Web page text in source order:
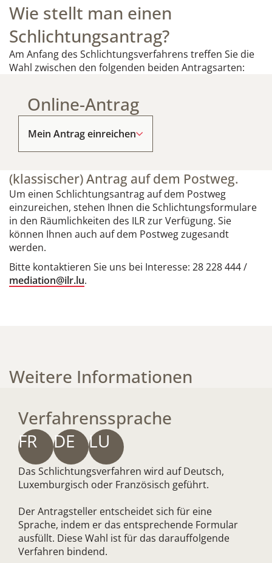
Wie stellt man einen
Schlichtungsantrag?
Am Anfang des Schlichtungsverfahrens treffen Sie die
Wahl zwischen den folgenden beiden Antragsarten:
Online-Antrag
Mein Antrag einreichen
(klassischer) Antrag auf dem Postweg.
Um einen Schlichtungsantrag auf dem Postweg
einzureichen, stehen Ihnen die Schlichtungsformulare
in den Räumlichkeiten des ILR zur Verfügung. Sie
können Ihnen auch auf dem Postweg zugesandt
werden.
Bitte kontaktieren Sie uns bei Interesse: 28 228 444 /
mediation@ilr.lu.
Weitere Informationen​
Verfahrenssprache
FR
DE LU
Das Schlichtungsverfahren wird auf Deutsch,
Luxemburgisch oder Französisch geführt.
Der Antragsteller entscheidet sich für eine
Sprache, indem er das entsprechende Formular
ausfüllt. Diese Wahl ist für das darauffolgende
Verfahren bindend.